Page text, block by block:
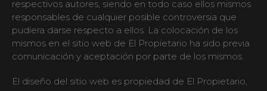
respectivos autores, siendo en todo caso ellos mismos
responsables de cualquier posible controversia que
pudiera darse respecto a ellos. La colocación de los
mismos en el sitio web de El Propietario ha sido previa
comunicación y aceptación por parte de los mismos.
El diseño del sitio web es propiedad de El Propietario,